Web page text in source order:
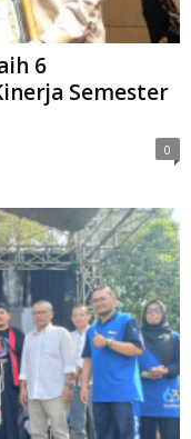
6
Semester
0